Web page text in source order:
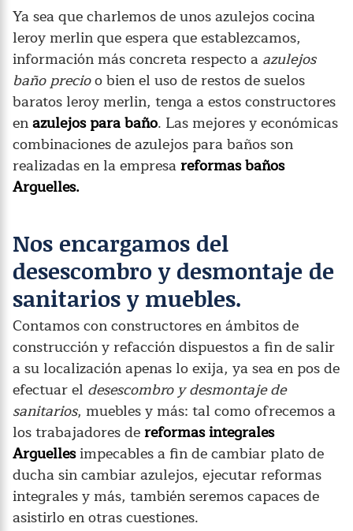
Ya sea que charlemos de unos azulejos cocina
leroy merlin que espera que establezcamos,
información más concreta respecto a azulejos
baño precioo bien el uso de restos de suelos
baratos leroy merlin, tenga a estos constructores
enazulejos para baño. Las mejores y económicas
combinaciones de azulejos para baños son
realizadas en la empresareformas baños
Arguelles.
Nos encargamos del
desescombro y desmontaje de
sanitarios y muebles.
Contamos con constructores en ámbitos de
construcción y refacción dispuestos a fin de salir
a su localización apenas lo exija, ya sea en pos de
efectuar el desescombro y desmontaje de
sanitarios, muebles y más: tal como ofrecemos a
los trabajadores dereformas integrales
Arguellesimpecables a fin de cambiar plato de
ducha sin cambiar azulejos, ejecutar reformas
integrales y más, también seremos capaces de
asistirlo en otras cuestiones.